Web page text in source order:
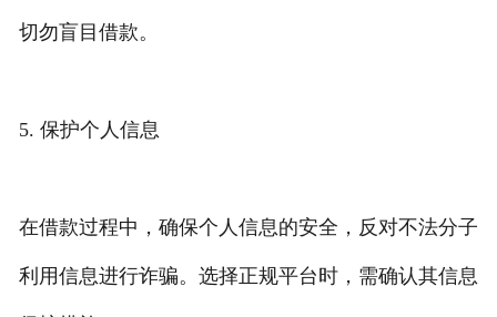
切勿盲目借款。
5. 保护个人信息
在借款过程中，确保个人信息的安全，反对不法分子
利用信息进行诈骗。选择正规平台时，需确认其信息